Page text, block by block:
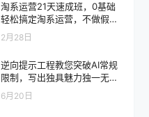
淘系运营21天速成班，0基础
轻松搞定淘系运营，不做假把
式，快速复制落地(更新26年2
月)
2月28日
逆向提示工程教您突破AI常规
限制，写出独具魅力独一无二
的文案，引人注目的写作秘诀
【原创双语字幕】
6月20日